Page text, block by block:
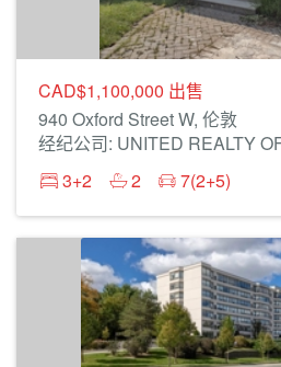
CAD$1,100,000 出售
940 Oxford Street W, 伦敦
经纪公司: UNITED REALTY
3+2
2 7(2+5)